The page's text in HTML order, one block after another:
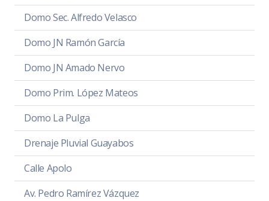
Domo Sec. Alfredo Velasco
Domo JN Ramón García
Domo JN Amado Nervo
Domo Prim. López Mateos
Domo La Pulga
Drenaje Pluvial Guayabos
Calle Apolo
Av. Pedro Ramírez Vázquez